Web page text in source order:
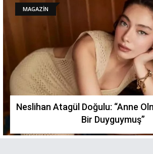
MAGAZİN
Neslihan Atagül Doğulu: “Anne
Bir Duyguymuş”